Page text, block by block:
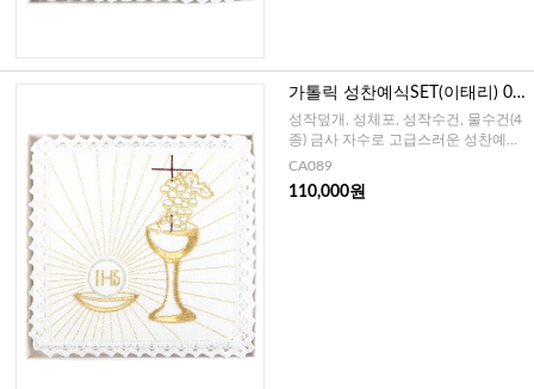
가톨릭 성찬예식SET(이태리) 08
9
성작덮개, 성체포, 성작수건, 물수건(4
종) 금사 자수로 고급스러운 성찬예식
SET
CA089
110,000원